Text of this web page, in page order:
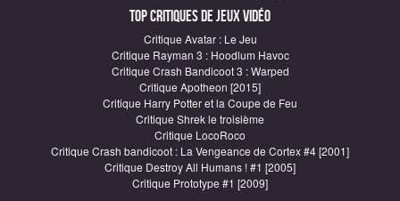
Top critiques de Jeux vidéo
Critique Avatar : Le Jeu
Critique Rayman 3 : Hoodlum Havoc
Critique Crash Bandicoot 3 : Warped
Critique Apotheon [2015]
Critique Harry Potter et la Coupe de Feu
Critique Shrek le troisième
Critique LocoRoco
Critique Crash bandicoot : La Vengeance de Cortex #4 [2001]
Critique Destroy All Humans ! #1 [2005]
Critique Prototype #1 [2009]